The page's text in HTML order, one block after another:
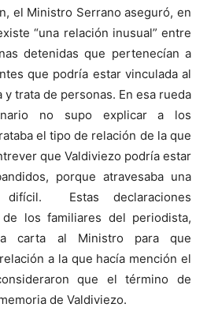
el Ministro Serrano aseguró, en
“una relación inusual” entre
detenidas que pertenecían a
que podría estar vinculada al
trata de personas. En esa rueda
no supo explicar a los
el tipo de relación de la que
que Valdiviezo podría estar
porque atravesaba una
difícil. Estas declaraciones
los familiares del periodista,
carta al Ministro para que
a la que hacía mención el
que el término de
de Valdiviezo.